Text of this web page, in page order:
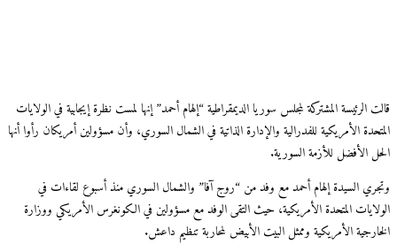
قالت الرئيسة المشتركة لمجلس سوريا الديمقراطية “إلهام أحمد” إنها لمست نظرة إيجابية في الولايات
المتحدة الأمريكية للفدرالية والإدارة الذاتية في الشمال السوري، وأن مسؤولين أمريكان رأوا أنها
الحل الأفضل للأزمة السورية.
وتجري السيدة إلهام أحمد مع وفد من “روج آفا” والشمال السوري منذ أسبوع لقاءات في
الولايات المتحدة الأمريكية، حيث التقى الوفد مع مسؤولين في الكونغرس الأمريكي ووزارة
الخارجية الأمريكية وممثل البيت الأبيض لمحاربة تنظيم داعش.